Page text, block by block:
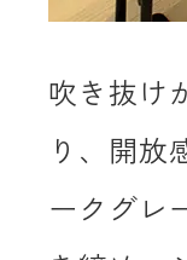
吹き抜け
り、開放
ークグレ